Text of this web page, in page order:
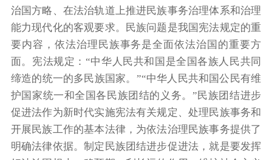
治国方略、在法治轨道上推进民族事务治理体系和治理
能力现代化的客观要求。民族问题是我国宪法规定的重
要内容，依法治理民族事务是全面依法治国的重要方
面。宪法规定：“中华人民共和国是全国各族人民共同
缔造的统一的多民族国家。”“中华人民共和国公民有维
护国家统一和全国各民族团结的义务。”民族团结进步
促进法作为新时代实施宪法有关规定、处理民族事务和
开展民族工作的基本法律，为依法治理民族事务提供了
明确法律依据。制定民族团结进步促进法，就是要发挥